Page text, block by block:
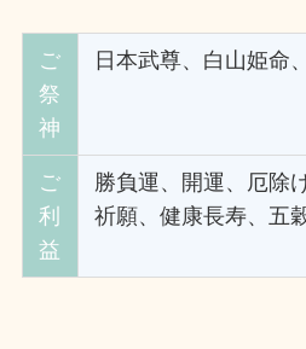
ご
祭
神
日本武尊、白山姫命
ご
利
益
勝負運、開運、厄除
祈願、健康長寿、五